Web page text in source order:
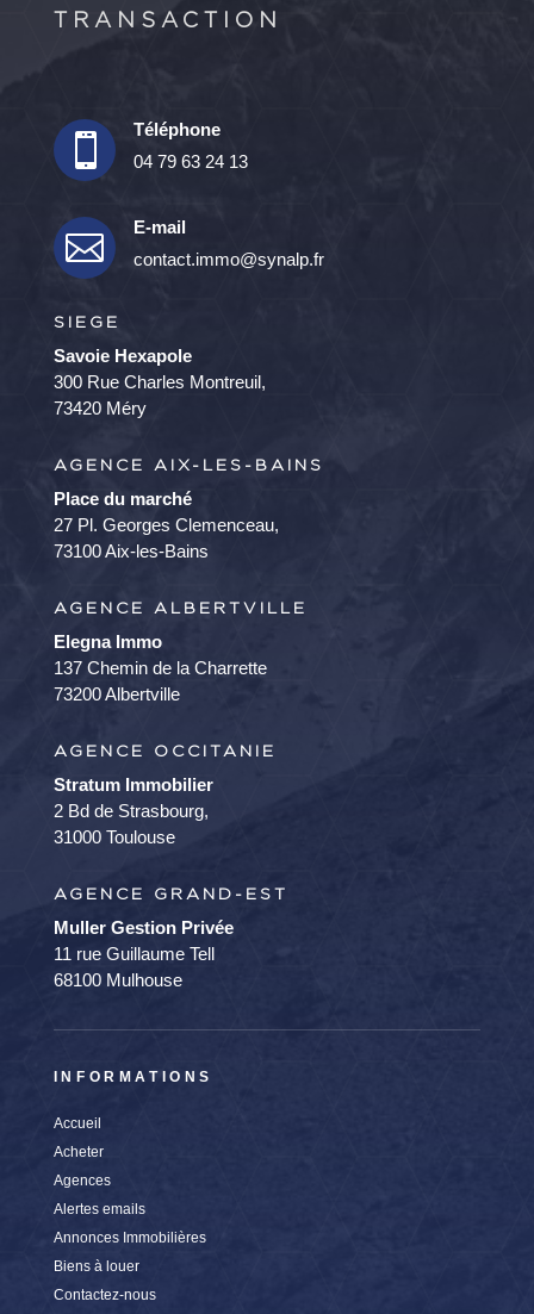
TRANSACTION

Téléphone
04 79 63 24 13

E-mail
contact.immo@synalp.fr
SIEGE
Savoie Hexapole
300 Rue Charles Montreuil,
73420 Méry
AGENCE AIX-LES-BAINS
Place du marché
27 Pl. Georges Clemenceau,
73100 Aix-les-Bains
AGENCE ALBERTVILLE
Elegna Immo
137 Chemin de la Charrette
73200 Albertville
AGENCE OCCITANIE
Stratum Immobilier
2 Bd de Strasbourg,
31000 Toulouse
AGENCE GRAND-EST
Muller Gestion Privée
11 rue Guillaume Tell
68100 Mulhouse
INFORMATIONS
Accueil
Acheter
Agences
Alertes emails
Annonces Immobilières
Biens à louer
Contactez-nous